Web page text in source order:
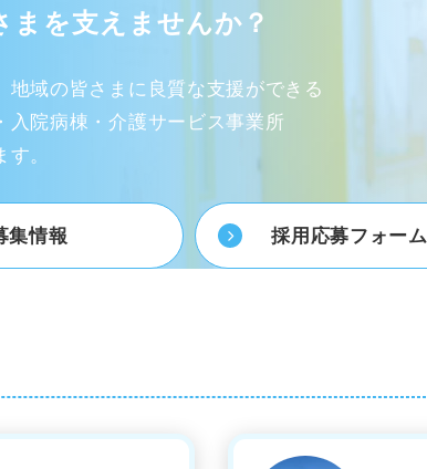
まを支えませんか？
地域の皆さまに良質な支援ができる
入院病棟・介護サービス事業所
。
集情報 採用応募フォーム